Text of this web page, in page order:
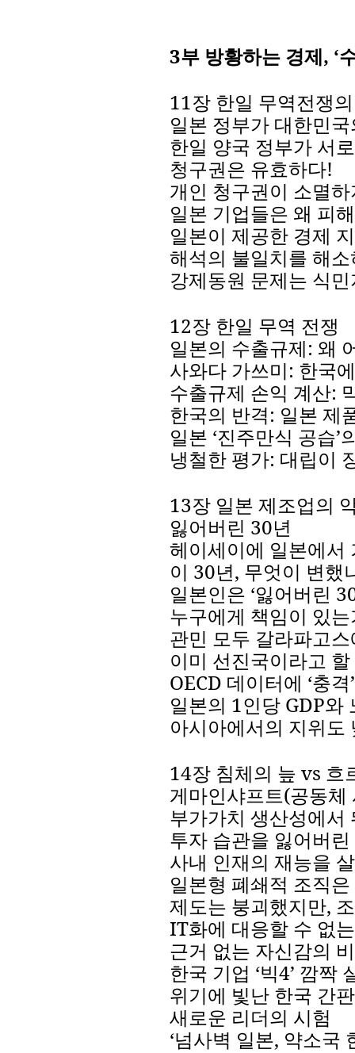
3부 방황하는 경제, ‘
11장 한일 무역전쟁의
일본 정부가 대한민국
한일 양국 정부가 서로
청구권은 유효하다!
개인 청구권이 소멸
일본 기업들은 왜 피
일본이 제공한 경제
해석의 불일치를 해
강제동원 문제는 식
12장 한일 무역 전쟁
일본의 수출규제: 왜
사와다 가쓰미: 한국에
수출규제 손익 계산:
한국의 반격: 일본 제
일본 ‘진주만식 공습’
냉철한 평가: 대립이
13장 일본 제조업의
잃어버린 30년
헤이세이에 일본에서
이 30년, 무엇이 변했
일본인은 ‘잃어버린
누구에게 책임이 있
관민 모두 갈라파고
이미 선진국이라고 할
OECD 데이터에 ‘충격’
일본의 1인당 GDP와
아시아에서의 지위도
14장 침체의 늪 vs 흐
게마인샤프트(공동체
부가가치 생산성에서
투자 습관을 잃어버린
사내 인재의 재능을
일본형 폐쇄적 조직은
제도는 붕괴했지만,
IT화에 대응할 수 없는
근거 없는 자신감의
한국 기업 ‘빅4’ 깜짝
위기에 빛난 한국 간판
새로운 리더의 시험
‘넘사벽 일본, 약소국